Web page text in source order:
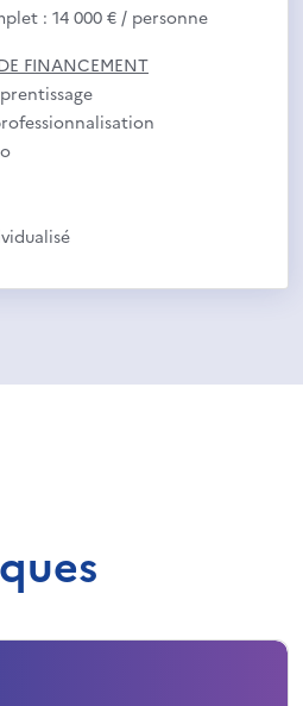
: 14 000 € / personne
FINANCEMENT